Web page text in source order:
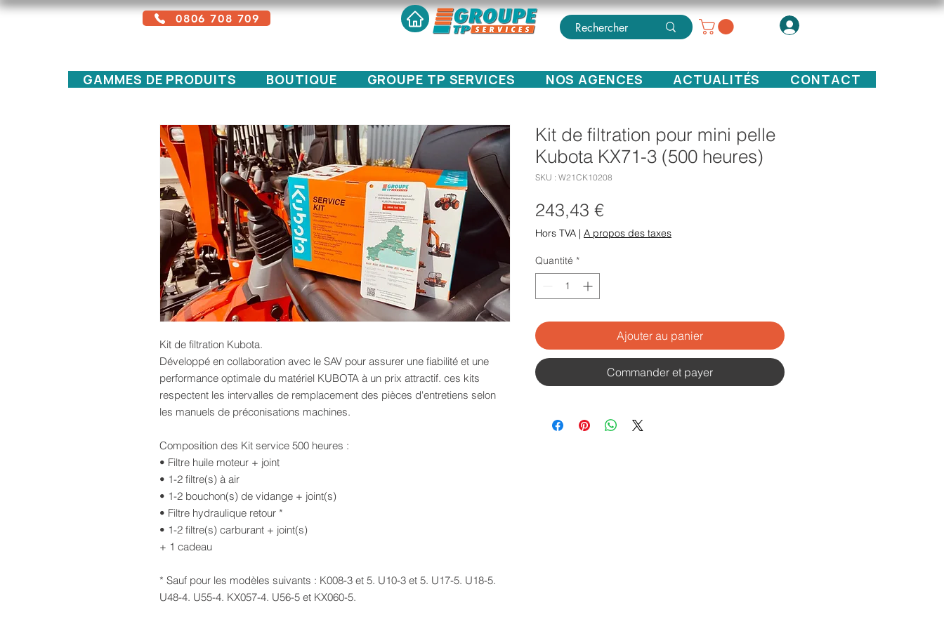
0806 708 709
GAMMES DE PRODUITS BOUTIQUE GROUPE TP SERVICES NOS AGENCES ACTUALITÉS CONTACT
Kit de filtration Kubota.
Développé en collaboration avec le SAV pour assurer une fiabilité et une
performance optimale du matériel KUBOTA à un prix attractif. ces kits
respectent les intervalles de remplacement des pièces d'entretiens selon
les manuels de préconisations machines.
Composition des Kit service 500 heures :
• Filtre huile moteur + joint
• 1-2 filtre(s) à air
• 1-2 bouchon(s) de vidange + joint(s)
• Filtre hydraulique retour *
• 1-2 filtre(s) carburant + joint(s)
+ 1 cadeau
* Sauf pour les modèles suivants : K008-3 et 5. U10-3 et 5. U17-5. U18-5.
U48-4. U55-4. KX057-4. U56-5 et KX060-5.
Kit de filtration pour mini pelle
Kubota KX71-3 (500 heures)
SKU : W21CK10208
243,43 €Prix
Hors TVA | A propos des taxes
Quantité *
Ajouter au panier
Commander et payer